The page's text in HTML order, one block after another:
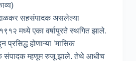
सहसंपादक असलेल्या
१९१२ मध्ये एका वर्षापुरते स्थगित झाले.
होणाऱ्या ‘मासिक
संपादक म्हणूम रुजू झाले. तेथे आधीच